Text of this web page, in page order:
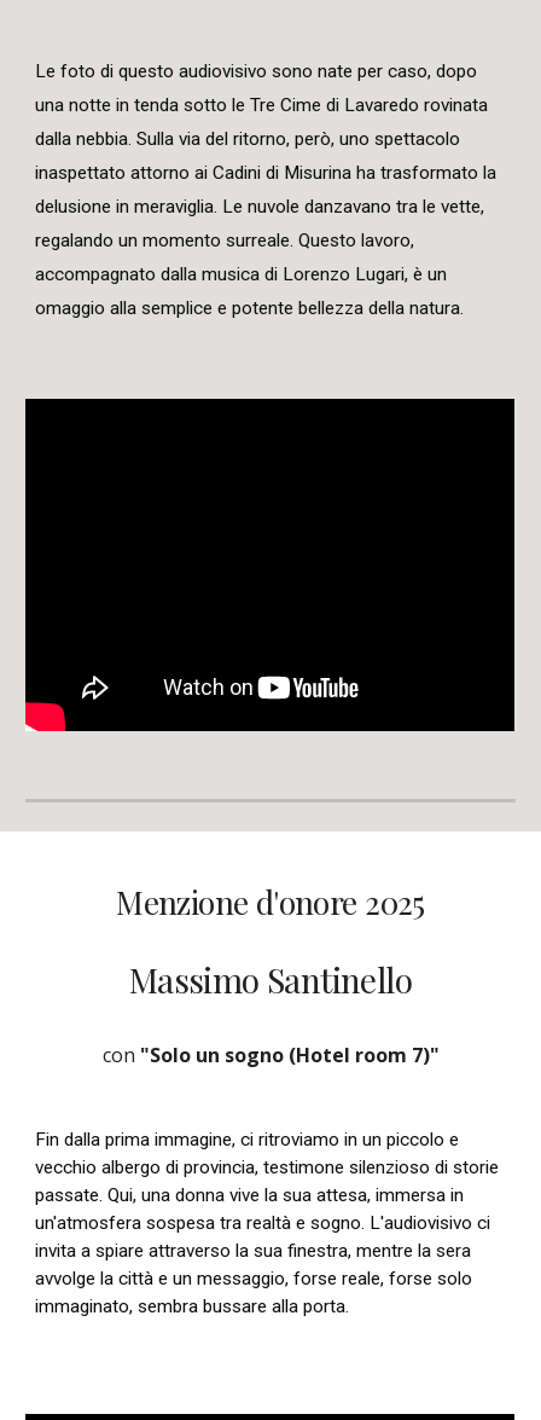
Le foto di questo audiovisivo sono nate per caso, dopo
una notte in tenda sotto le Tre Cime di Lavaredo rovinata
dalla nebbia. Sulla via del ritorno, però, uno spettacolo
inaspettato attorno ai Cadini di Misurina ha trasformato la
delusione in meraviglia. Le nuvole danzavano tra le vette,
regalando un momento surreale. Questo lavoro,
accompagnato dalla musica di Lorenzo Lugari, è un
omaggio alla semplice e potente bellezza della natura.
Menzione d'onore 2025
Massimo Santinello
con "Solo un sogno (Hotel room 7)"
Fin dalla prima immagine, ci ritroviamo in un piccolo e
vecchio albergo di provincia, testimone silenzioso di storie
passate. Qui, una donna vive la sua attesa, immersa in
un'atmosfera sospesa tra realtà e sogno. L'audiovisivo ci
invita a spiare attraverso la sua finestra, mentre la sera
avvolge la città e un messaggio, forse reale, forse solo
immaginato, sembra bussare alla porta.